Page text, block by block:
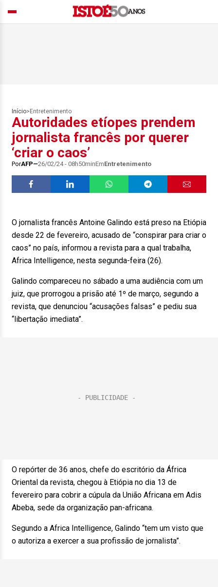
Início> Entretenimento
Autoridades etíopes prendem
jornalista francês por querer
‘criar o caos’
PorAFP 26/02/24 - 08h50minEmEntretenimento
O jornalista francês Antoine Galindo está preso na Etiópia
desde 22 de fevereiro, acusado de “conspirar para criar o
caos” no país, informou a revista para a qual trabalha,
Africa Intelligence, nesta segunda-feira (26).
Galindo compareceu no sábado a uma audiência com um
juiz, que prorrogou a prisão até 1º de março, segundo a
revista, que denunciou “acusações falsas” e pediu sua
“libertação imediata”.
O repórter de 36 anos, chefe do escritório da África
Oriental da revista, chegou à Etiópia no dia 13 de
fevereiro para cobrir a cúpula da União Africana em Adis
Abeba, sede da organização pan-africana.
Segundo a Africa Intelligence, Galindo “tem um visto que
o autoriza a exercer a sua profissão de jornalista”.